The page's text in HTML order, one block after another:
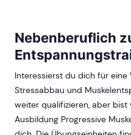
Nebenberuflich
Interessierst du dich für eine
Stressabbau und
weiter qualifizieren, aber
Ausbildung Progressive